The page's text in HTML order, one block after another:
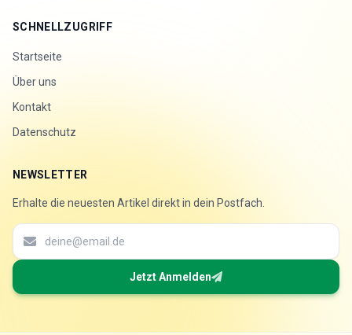
SCHNELLZUGRIFF
Startseite
Über uns
Kontakt
Datenschutz
NEWSLETTER
Erhalte die neuesten Artikel direkt in dein Postfach.
Jetzt Anmelden